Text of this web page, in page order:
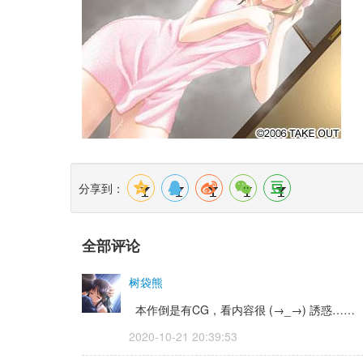
分享到：
全部评论
树袋熊
本作倒是有CG，看内容很 (→_→) 誘惑……
2020-10-21 20:39:53